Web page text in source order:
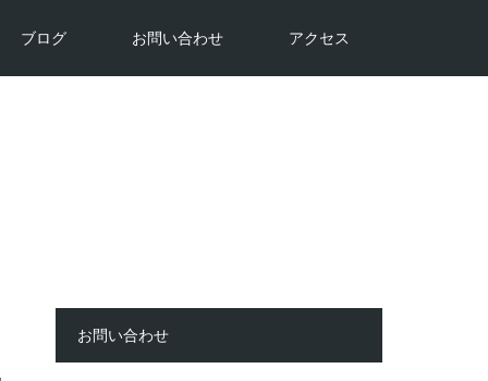
ブログ お問い合わせ アクセス
お問い合わせ